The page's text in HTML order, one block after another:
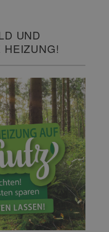
UND
HEIZUNG!